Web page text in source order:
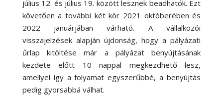
július 12. és július 19. között lesznek beadhatók. Ezt
követően a további két kör 2021 októberében és
2022 januárjában várható. A vállalkozói
visszajelzések alapján újdonság, hogy a pályázati
űrlap kitöltése már a pályázat benyújtásának
kezdete előtt 10 nappal megkezdhető lesz,
amellyel így a folyamat egyszerűbbé, a benyújtás
pedig gyorsabbá válhat.